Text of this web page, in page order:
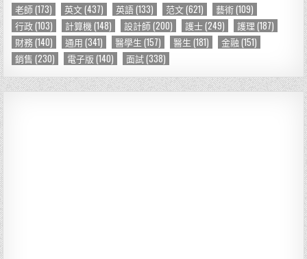
老師(173) 英文(437) 英語(133) 范文(621) 藝術(109)
行政(103) 計算機 (148) 設計師(200) 護士(249) 護理 (187)
財務(140) 通用 (341) 醫學生 (157) 醫生 (181) 金融 (151)
銷售 (230) 電子版 (140) 面試(338)